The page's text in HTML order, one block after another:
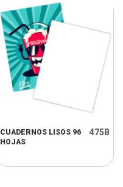
CUADERNOS LISOS 96
HOJAS
475B